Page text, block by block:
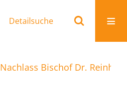
Detailsuche
Nachlass Bischof Dr.